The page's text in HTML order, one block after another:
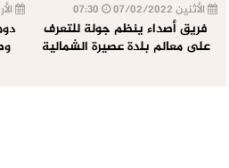
الأثنين 07/02/2022
فريق أصداء ينظم جولة للتعرف
على معالم بلدة عصيرة الشمالية